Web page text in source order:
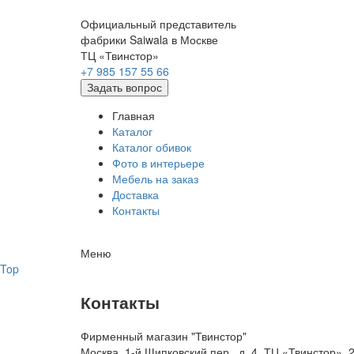
Официальный представитель
фабрики Saiwala в Москве
ТЦ «Твинстор»
+7 985 157 55 66
Задать вопрос
Главная
Каталог
Каталог обивок
Фото в интерьере
Мебель на заказ
Доставка
Контакты
Меню
Top
Контакты
Фирменный магазин "Твинстор"